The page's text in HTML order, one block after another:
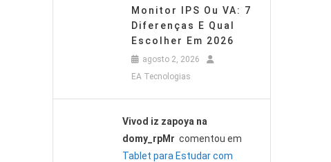
Monitor IPS Ou VA: 7
Diferenças E Qual
Escolher Em 2026
agosto 2, 2026
EA Tecnologias
Vivod iz zapoya na
domy_rpMr comentou em
Tablet para Estudar com